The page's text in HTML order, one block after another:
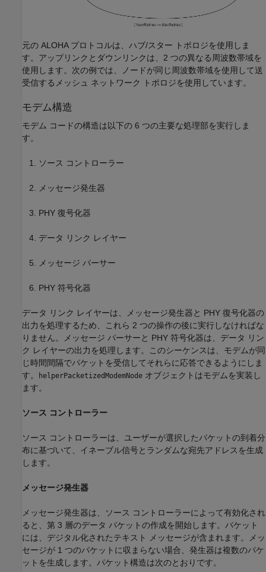
元の ALOHA プロトコルは、ハブ/スター トポロジを使用しま
す。アップリンクとダウンリンクは、2 つの異なる周波数帯域を
使用します。次の例では、ノードが同じ周波数帯域を使用して送
受信するメッシュ ネットワーク トポロジを使用しています。
モデム構造
モデム コードの構造は以下の 6 つの主要な処理部を実行しま
す。
ソース コントローラー
メッセージ発生器
PHY 復号化器
データ リンク レイヤー
メッセージ パーサー
PHY 符号化器
データ リンク レイヤーは、メッセージ発生器と PHY 復号化器の
出力を処理するため、これら 2 つの操作の後に実行しなければな
りません。メッセージ パーサーと PHY 符号化器は、データ リン
ク レイヤーの出力を処理します。このシーケンスは、モデムが同
じ時間間隔でパケットを受信してそれらに応答できるようにしま
す。
helperPacketizedModemNode オブジェクトはモデムを実装し
ます。
ソース コントローラー
ソース コントローラーは、ユーザーが選択したパケットの到着分
布に基づいて、イネーブル信号とランダムな宛先アドレスを生成
します。
メッセージ発生器
メッセージ発生器は、ソース コントローラーによって有効化され
ると、第 3 層のデータ パケットの作成を開始します。パケット
には、デジタル化されたテキスト メッセージが含まれます。メッ
セージが 1 つのパケットに収まらない場合、発生器は複数のパケ
ットを生成します。パケット構造は次のとおりです。